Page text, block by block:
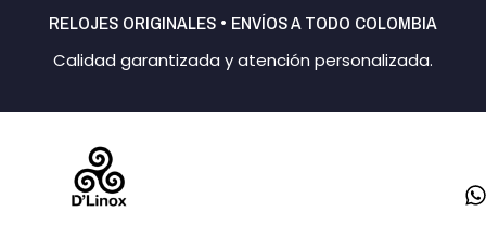
contenido
RELOJES ORIGINALES • ENVÍOS A TODO COLOMBIA
Calidad garantizada y atención personalizada.